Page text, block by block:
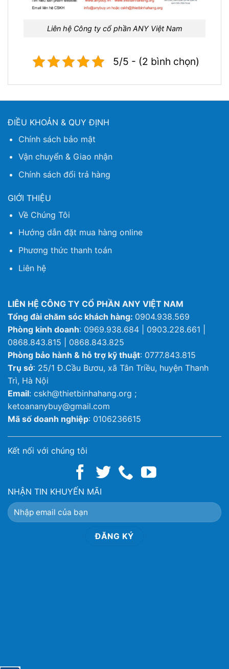
Liên hệ Công ty cổ phần ANY Việt Nam
5/5 - (2 bình chọn)
ĐIỀU KHOẢN & QUY ĐỊNH
Chính sách bảo mật
Vận chuyển & Giao nhận
Chính sách đổi trả hàng
GIỚI THIỆU
Về Chúng Tôi
Hướng dẫn đặt mua hàng online
Phương thức thanh toán
Liên hệ
LIÊN HỆ CÔNG TY CỔ PHẦN ANY VIỆT NAM
Tổng đài chăm sóc khách hàng: 0904.938.569
Phòng kinh doanh: 0969.938.684 | 0903.228.661 |
0868.843.815 | 0868.843.825
Phòng bảo hành & hỗ trợ kỹ thuật: 0777.843.815
Trụ sở: 25/1 Đ.Cầu Bươu, xã Tân Triều, huyện Thanh
Trì, Hà Nội
Email: cskh@thietbinhahang.org ;
ketoananybuy@gmail.com
Mã số doanh nghiệp: 0106236615
Kết nối với chúng tôi
NHẬN TIN KHUYẾN MÃI